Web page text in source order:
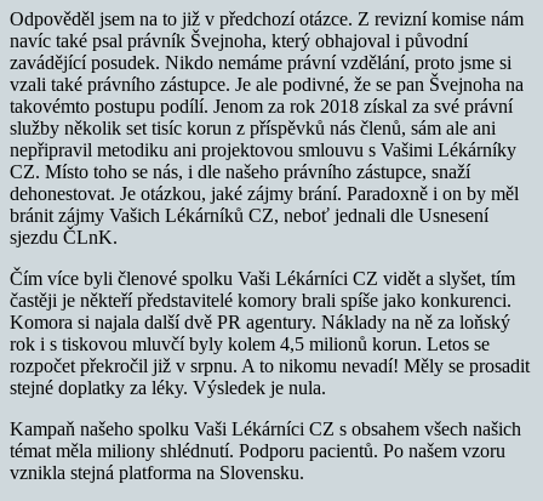
Odpověděl jsem na to již v předchozí otázce. Z revizní komise nám
navíc také psal právník Švejnoha, který obhajoval i původní
zavádějící posudek. Nikdo nemáme právní vzdělání, proto jsme si
vzali také právního zástupce. Je ale podivné, že se pan Švejnoha na
takovémto postupu podílí. Jenom za rok 2018 získal za své právní
služby několik set tisíc korun z příspěvků nás členů, sám ale ani
nepřipravil metodiku ani projektovou smlouvu s Vašimi Lékárníky
CZ. Místo toho se nás, i dle našeho právního zástupce, snaží
dehonestovat. Je otázkou, jaké zájmy brání. Paradoxně i on by měl
bránit zájmy Vašich Lékárníků CZ, neboť jednali dle Usnesení
sjezdu ČLnK.
Čím více byli členové spolku Vaši Lékárníci CZ vidět a slyšet, tím
častěji je někteří představitelé komory brali spíše jako konkurenci.
Komora si najala další dvě PR agentury. Náklady na ně za loňský
rok i s tiskovou mluvčí byly kolem 4,5 milionů korun. Letos se
rozpočet překročil již v srpnu. A to nikomu nevadí! Měly se prosadit
stejné doplatky za léky. Výsledek je nula.
Kampaň našeho spolku Vaši Lékárníci CZ s obsahem všech našich
témat měla miliony shlédnutí. Podporu pacientů. Po našem vzoru
vznikla stejná platforma na Slovensku.